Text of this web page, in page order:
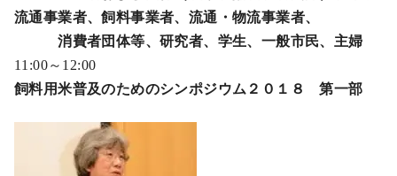
流通事業者、飼料事業者、流通・物流事業者、
消費者団体等、研究者、学生、一般市民、主婦
11:00～12:00
飼料用米普及のためのシンポジウム２０１８ 第一部